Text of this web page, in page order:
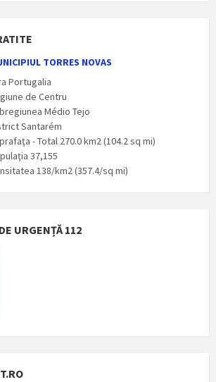
TORRES NOVAS
Portugalia
de Centru
Médio Tejo
Santarém
- Total 270.0 km2 (104.2 sq mi)
37,155
138/km2 (357.4/sq mi)
URGENȚĂ 112